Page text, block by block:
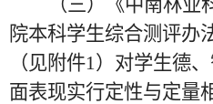
（三）《中南林
院本科学生综合测评办
（见附件1）对学生德
面表现实行定性与定量